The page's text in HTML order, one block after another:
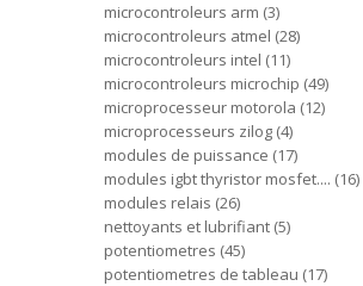
microcontroleurs arm 3
microcontroleurs atmel 28
microcontroleurs intel 11
microcontroleurs microchip 49
microprocesseur motorola 12
microprocesseurs zilog 4
modules de puissance 17
modules igbt thyristor mosfet.... 16
modules relais 26
nettoyants et lubrifiant 5
potentiometres 45
potentiometres de tableau 17